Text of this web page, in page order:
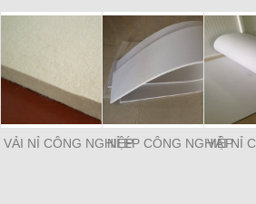
VẢI NỈ CÔNG NGHIỆPNỈ ÉP CÔNG NGHIỆP
VẢI NỈ